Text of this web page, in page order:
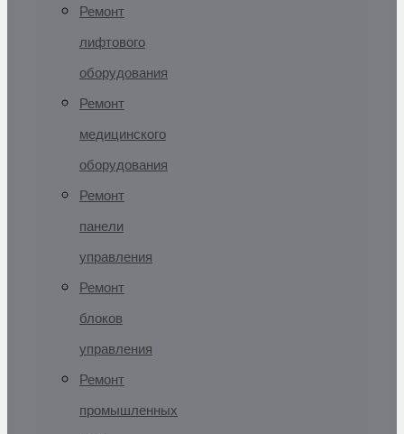
Ремонт
лифтового
оборудования
Ремонт
медицинского
оборудования
Ремонт
панели
управления
Ремонт
блоков
управления
Ремонт
промышленных